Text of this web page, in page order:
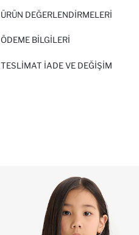
ÜRÜN DEĞERLENDİRMELERİ
ÖDEME BİLGİLERİ
TESLIMAT İADE VE DEĞIŞIM